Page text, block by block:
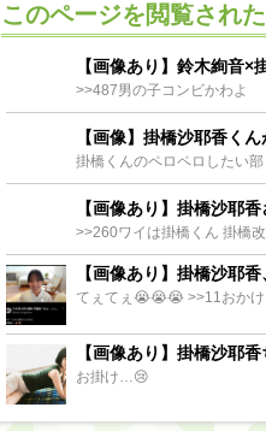
Powered by livedoor 相互
このページを閲覧され
【画像あり】鈴木絢音
>>487男の子コンビかわよ
【画像】掛橋沙耶香く
掛橋くんのペロペロしたい
【画像あり】掛橋沙耶
>>260ワイは掛橋くん 掛橋
【画像あり】掛橋沙耶
てぇてぇ😭😭😭 >>11おか
【画像あり】掛橋沙耶
お掛け…😢